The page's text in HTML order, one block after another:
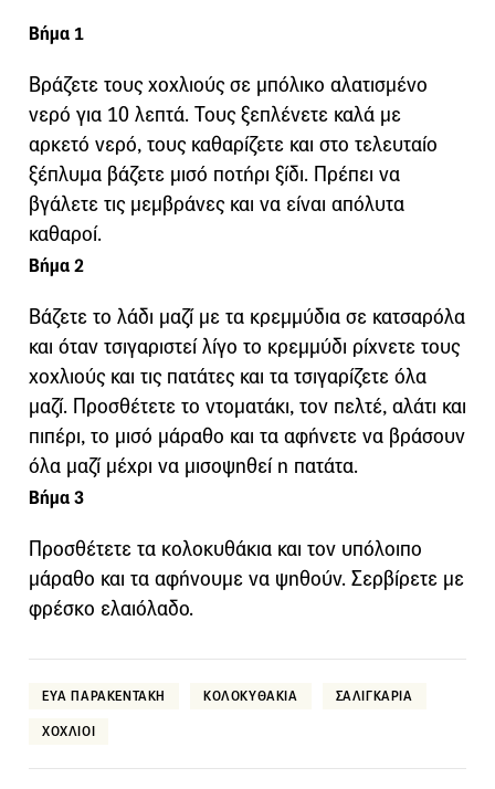
Βήμα 1
Βράζετε τους χοχλιούς σε μπόλικο αλατισμένο
νερό για 10 λεπτά. Τους ξεπλένετε καλά με
αρκετό νερό, τους καθαρίζετε και στο τελευταίο
ξέπλυμα βάζετε μισό ποτήρι ξίδι. Πρέπει να
βγάλετε τις μεμβράνες και να είναι απόλυτα
καθαροί.
Βήμα 2
Βάζετε το λάδι μαζί με τα κρεμμύδια σε κατσαρόλα
και όταν τσιγαριστεί λίγο το κρεμμύδι ρίχνετε τους
χοχλιούς και τις πατάτες και τα τσιγαρίζετε όλα
μαζί. Προσθέτετε το ντοματάκι, τον πελτέ, αλάτι και
πιπέρι, το μισό μάραθο και τα αφήνετε να βράσουν
όλα μαζί μέχρι να μισοψηθεί η πατάτα.
Βήμα 3
Προσθέτετε τα κολοκυθάκια και τον υπόλοιπο
μάραθο και τα αφήνουμε να ψηθούν. Σερβίρετε με
φρέσκο ελαιόλαδο.
ΕΥΑ ΠΑΡΑΚΕΝΤΑΚΗ ΚΟΛΟΚΥΘΑΚΙΑ ΣΑΛΙΓΚΑΡΙΑ
ΧΟΧΛΙΟΙ